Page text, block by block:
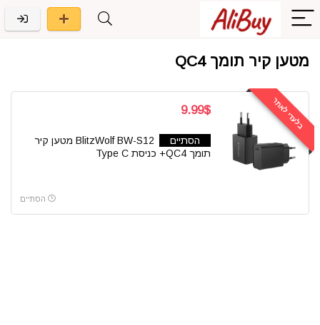
מטען קיר תומך QC4
בלעדי לאתר 9.99$
הסתיים
BlitzWolf BW-S12 מטען קיר
תומך QC4+ כניסת Type C
הסתיים